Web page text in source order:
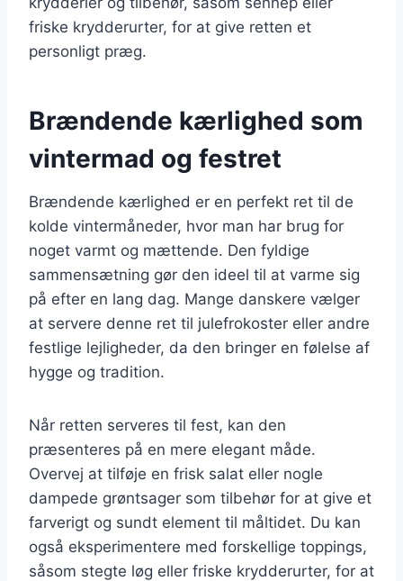
friske krydderurter, for at give retten et
personligt præg.
Brændende kærlighed som
vintermad og festret
Brændende kærlighed er en perfekt ret til de
kolde vintermåneder, hvor man har brug for
noget varmt og mættende. Den fyldige
sammensætning gør den ideel til at varme sig
på efter en lang dag. Mange danskere vælger
at servere denne ret til julefrokoster eller andre
festlige lejligheder, da den bringer en følelse af
hygge og tradition.
Når retten serveres til fest, kan den
præsenteres på en mere elegant måde.
Overvej at tilføje en frisk salat eller nogle
dampede grøntsager som tilbehør for at give et
farverigt og sundt element til måltidet. Du kan
også eksperimentere med forskellige toppings,
såsom stegte løg eller friske krydderurter, for at